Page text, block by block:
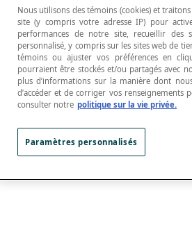
une position centrale dans
Nous utilisons des témoins (cookies) et
site (y compris votre adresse IP) pour
performances de notre site, recueillir des
personnalisé, y compris sur les sites web de
témoins ou ajuster vos préférences en
pourraient être stockés et/ou partagés avec
plus d’informations sur la manière dont
d’accéder et de corriger vos
consulter notre politique sur la vie privée.
Paramètres personnalisés